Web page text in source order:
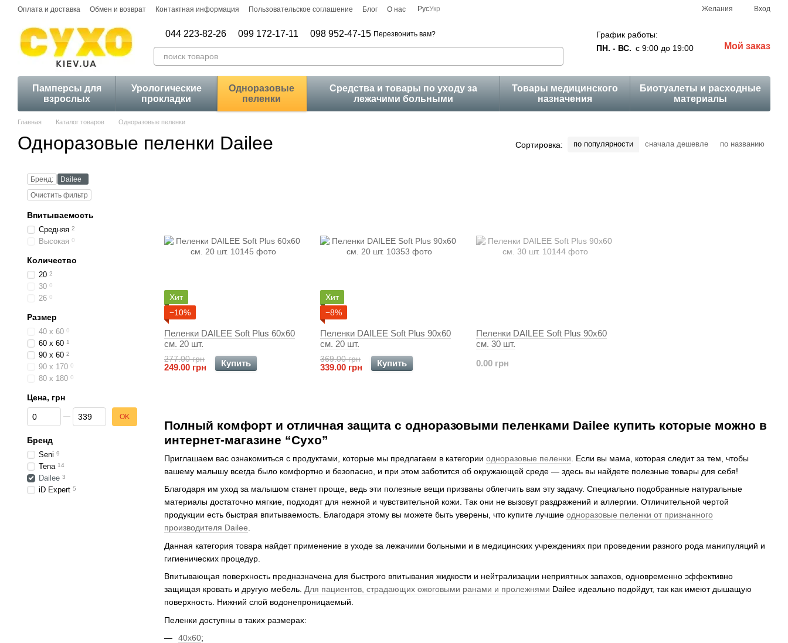
Перейти к основному контенту
Оплата и доставка Обмен и возврат Контактная информация Пользовательское соглашение Блог О нас РусУкр Желания Вход
044 223-82-26 099 172-17-11 098 952-47-15 Перезвонить вам?
График работы:
ПН. - ВС. с 9:00 до 19:00 Мой заказ
Памперсы для
взрослых
Урологические
прокладки
Одноразовые
пеленки
Средства и товары по уходу за
лежачими больными
Товары медицинского
назначения
Биотуалеты и расходные
материалы
Главная Каталог товаров Одноразовые пеленки
Одноразовые пеленки Dailee Сортировка: по популярности сначала дешевле по названию
Полный комфорт и отличная защита с одноразовыми пеленками Dailee купить которые можно в
интернет-магазине “Cyxo”
Приглашаем вас ознакомиться с продуктами, которые мы предлагаем в категории одноразовые пеленки . Если вы мама, которая следит за тем, чтобы
вашему малышу всегда было комфортно и безопасно, и при этом заботится об окружающей среде — здесь вы найдете полезные товары для себя!
Благодаря им уход за малышом станет проще, ведь эти полезные вещи призваны облегчить вам эту задачу. Специально подобранные натуральные
материалы достаточно мягкие, подходят для нежной и чувствительной кожи. Так они не вызовут раздражений и аллергии. Отличительной чертой
продукции есть быстрая впитываемость. Благодаря этому вы можете быть уверены, что купите лучшие одноразовые пеленки от признанного
производителя Dailee.
Данная категория товара найдет применение в уходе за лежачими больными и в медицинских учреждениях при проведении разного рода манипуляций и
гигиенических процедур.
Впитывающая поверхность предназначена для быстрого впитывания жидкости и нейтрализации неприятных запахов, одновременно эффективно
защищая кровать и другую мебель. Для пациентов, страдающих ожоговыми ранами и пролежнями Dailee идеально подойдут, так как имеют дышащую
поверхность. Нижний слой водонепроницаемый.
Пеленки доступны в таких размерах:
40x60;
Хит
−10%
Пеленки DAILEE Soft Plus 60x60
см. 20 шт.
277.00 грн
249.00 грн Купить
Хит
−8%
Пеленки DAILEE Soft Plus 90x60
см. 20 шт.
369.00 грн
339.00 грн Купить
Пеленки DAILEE Soft Plus 90x60
см. 30 шт.
0.00 грн
Бренд:
Dailee
Очистить фильтр
Впитываемость
Средняя 2
Высокая 0
Количество
20 2
30 0
26 0
Размер
40 x 60 0
60 x 60 1
90 x 60 2
90 x 170 0
80 x 180 0
Цена, грн
От Цена, грн
До Цена, грн OK
Бренд
Seni 9
Tena 14
Dailee 3
iD Expert 5